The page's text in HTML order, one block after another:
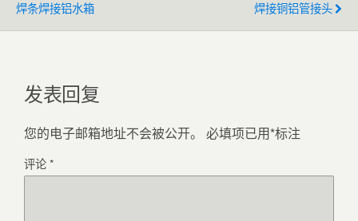
焊条焊接铝水箱
焊接铜铝管接头
发表回复
您的电子邮箱地址不会被公开。 必填项已用*标注
评论*